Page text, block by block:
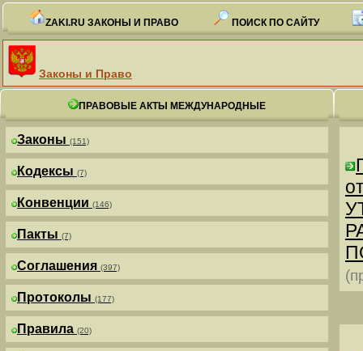
ZAKI.RU ЗАКОНЫ И ПРАВО ПОИСК ПО САЙТУ
Законы и Право
ПРАВОВЫЕ АКТЫ МЕЖДУНАРОДНЫЕ
Законы (151)
Кодексы (7)
Конвенции (146)
Пакты (7)
Соглашения (397)
Протоколы (177)
Правила (20)